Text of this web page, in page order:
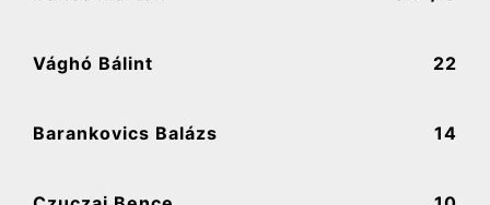
Vághó Bálint 22
Barankovics Balázs 14